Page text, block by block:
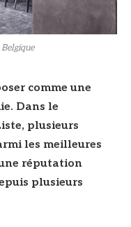
comme une
Dans le
plusieurs
les meilleures
réputation
plusieurs